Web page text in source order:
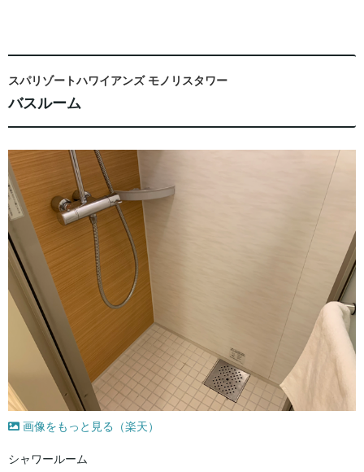
スパリゾートハワイアンズ モノリスタワー
バスルーム
画像をもっと見る（楽天）
シャワールーム